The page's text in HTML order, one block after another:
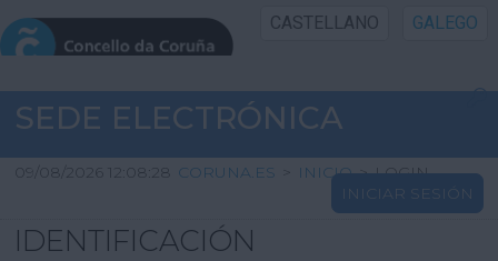
CASTELLANO GALEGO
INICIO SEDE
INICIO
INFORMACIÓN PÚBLICA
SEDE ELECTRÓNICA
09/08/2026 12:08:28 CORUNA.ES > INICIO > LOGIN
INICIAR SESIÓN
IDENTIFICACIÓN